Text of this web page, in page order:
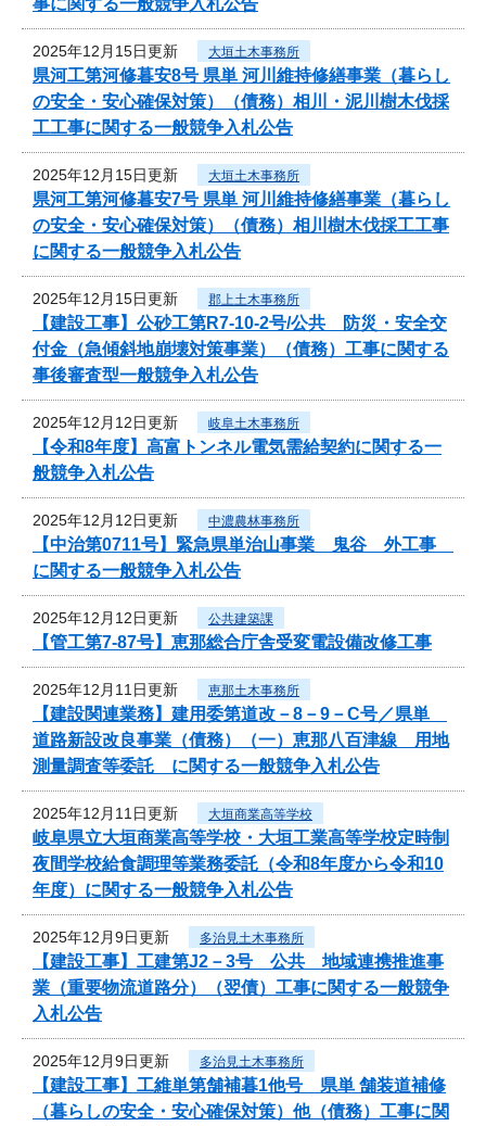
2025年12月15日更新 大垣土木事務所
県河工第河修暮安8号 県単 河川維持修繕事業（暮らし
の安全・安心確保対策）（債務）相川・泥川樹木伐採
工工事に関する一般競争入札公告
2025年12月15日更新 大垣土木事務所
県河工第河修暮安7号 県単 河川維持修繕事業（暮らし
の安全・安心確保対策）（債務）相川樹木伐採工工事
に関する一般競争入札公告
2025年12月15日更新 郡上土木事務所
【建設工事】公砂工第R7-10-2号/公共 防災・安全交
付金（急傾斜地崩壊対策事業）（債務）工事に関する
事後審査型一般競争入札公告
2025年12月12日更新 岐阜土木事務所
【令和8年度】高富トンネル電気需給契約に関する一
般競争入札公告
2025年12月12日更新 中濃農林事務所
【中治第0711号】緊急県単治山事業 鬼谷 外工事
に関する一般競争入札公告
2025年12月12日更新 公共建築課
【管工第7-87号】恵那総合庁舎受変電設備改修工事
2025年12月11日更新 恵那土木事務所
【建設関連業務】建用委第道改－8－9－C号／県単
道路新設改良事業（債務）（一）恵那八百津線 用地
測量調査等委託 に関する一般競争入札公告
2025年12月11日更新 大垣商業高等学校
岐阜県立大垣商業高等学校・大垣工業高等学校定時制
夜間学校給食調理等業務委託（令和8年度から令和10
年度）に関する一般競争入札公告
2025年12月9日更新 多治見土木事務所
【建設工事】工建第J2－3号 公共 地域連携推進事
業（重要物流道路分）（翌債）工事に関する一般競争
入札公告
2025年12月9日更新 多治見土木事務所
【建設工事】工維単第舗補暮1他号 県単 舗装道補修
（暮らしの安全・安心確保対策）他（債務）工事に関